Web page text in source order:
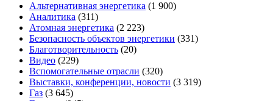
Альтернативная энергетика (1 900)
Аналитика (311)
Атомная энергетика (2 223)
Безопасность объектов энергетики (331)
Благотворительность (20)
Видео (229)
Вспомогательные отрасли (320)
Выставки, конференции, новости (3 319)
Газ (3 645)